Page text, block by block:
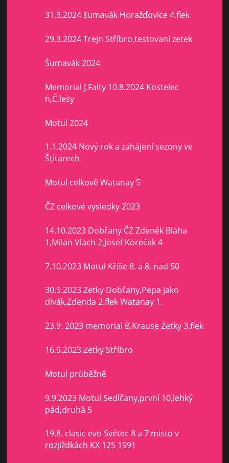
31.3.2024 šumavák Horažďovice 4.flek
29.3.2024 Trejn Stříbro,testovaní zetek
Šumavák 2024
Memorial J.Falty 10.8.2024 Kostelec
n,Č.lesy
Motul 2024
1.1.2024 Nový rok a zahájení sezony ve
Štítarech
Motul celkově Watanay 5
ČZ celkové vysledky 2023
14.10.2023 Dobřany ČZ Zdeněk Bláha
1,Milan Vlach 2,Josef Koreček 4
7.10.2023 Motul Kříše 8. a 8. nad 50
30.9.2023 Zetky Dobřany,Pepa jako
divák,Zdenda 2.flek Watanay 1.
23.9. 2023 memorial B.Krause Zetky 3.flek
16.9.2023 Zetky Stříbro
Motul prúběžně
9.9.2023 Motul Sedlčany,první 10,lehký
pád,druhá 5
19.8. clasic evo Světec 8 a 7 misto v
rozjiždkách KX 125 1991